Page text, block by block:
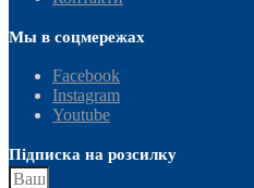
Мы в соцмережах
Facebook
Instagram
Youtube
Підписка на розсилку